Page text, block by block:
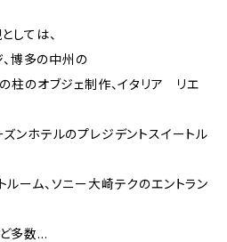
しては、
博多の中州の
柱のオブジェ制作、イタリア リエ
ンホテルのプレジデントスイートル
ーム、ソニー大崎テクのエントラン
多数...